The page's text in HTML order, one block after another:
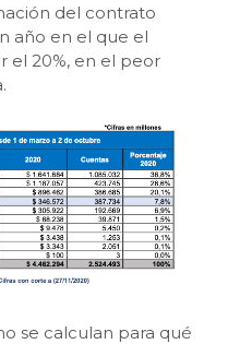
del contrato
año en el que el
el 20%, en el peor
se calculan para qué